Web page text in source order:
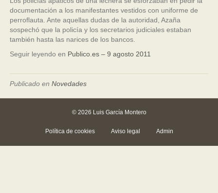
documentación a los manifestantes vestidos con uniforme de
perroflauta. Ante aquellas dudas de la autoridad, Azaña
sospechó que la policía y los secretarios judiciales estaban
también hasta las narices de los bancos.
Seguir leyendo en Publico.es – 9 agosto 2011
Publicado en Novedades
© 2026 Luis García Montero
Política de cookies Aviso legal Admin